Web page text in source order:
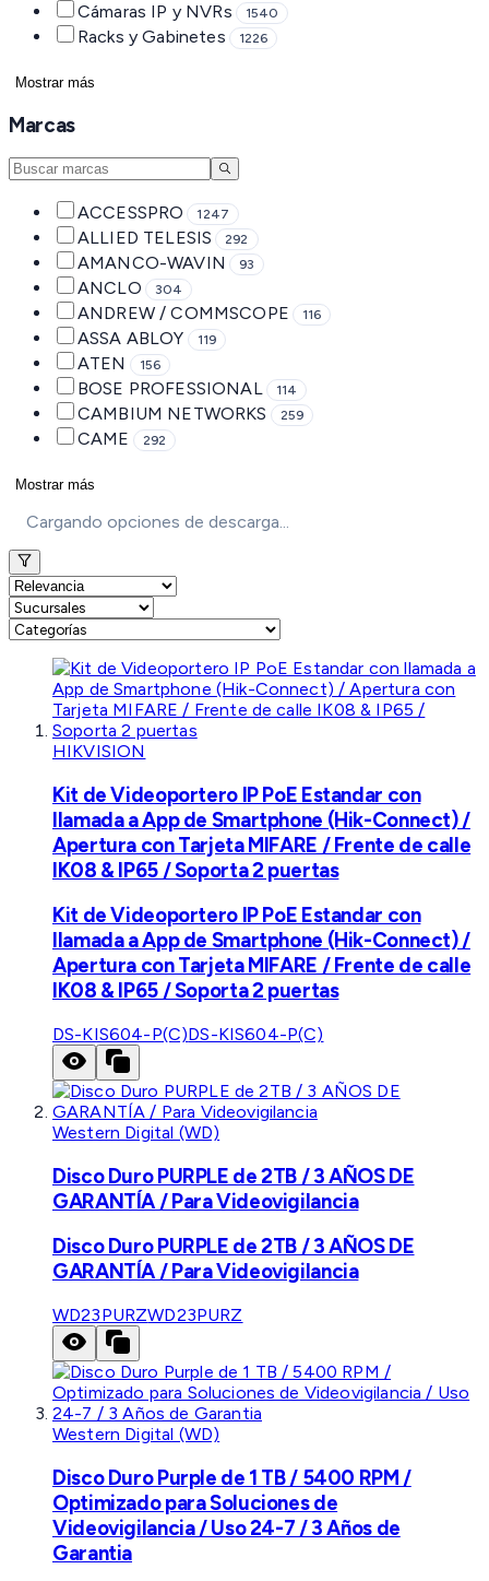
Cámaras IP y NVRs 1540
Racks y Gabinetes 1226
Mostrar más
Marcas
ACCESSPRO 1247
ALLIED TELESIS 292
AMANCO-WAVIN 93
ANCLO 304
ANDREW / COMMSCOPE 116
ASSA ABLOY 119
ATEN 156
BOSE PROFESSIONAL 114
CAMBIUM NETWORKS 259
CAME 292
Mostrar más
Cargando opciones de descarga...
HIKVISION
Kit de Videoportero IP PoE Estandar con
llamada a App de Smartphone (Hik-Connect) /
Apertura con Tarjeta MIFARE / Frente de calle
IK08 & IP65 / Soporta 2 puertas
Kit de Videoportero IP PoE Estandar con
llamada a App de Smartphone (Hik-Connect) /
Apertura con Tarjeta MIFARE / Frente de calle
IK08 & IP65 / Soporta 2 puertas
DS-KIS604-P(C)DS-KIS604-P(C)
Western Digital (WD)
Disco Duro PURPLE de 2TB / 3 AÑOS DE
GARANTÍA / Para Videovigilancia
Disco Duro PURPLE de 2TB / 3 AÑOS DE
GARANTÍA / Para Videovigilancia
WD23PURZWD23PURZ
Western Digital (WD)
Disco Duro Purple de 1 TB / 5400 RPM /
Optimizado para Soluciones de
Videovigilancia / Uso 24-7 / 3 Años de
Garantia